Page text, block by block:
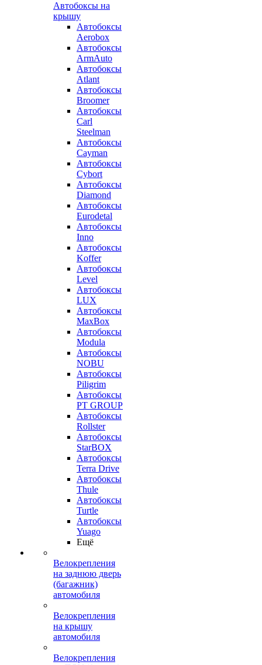
Автобоксы на
крышу
Автобоксы
Aerobox
Автобоксы
ArmAuto
Автобоксы
Atlant
Автобоксы
Broomer
Автобоксы
Carl
Steelman
Автобоксы
Cayman
Автобоксы
Cybort
Автобоксы
Diamond
Автобоксы
Eurodetal
Автобоксы
Inno
Автобоксы
Koffer
Автобоксы
Level
Автобоксы
LUX
Автобоксы
MaxBox
Автобоксы
Modula
Автобоксы
NOBU
Автобоксы
Piligrim
Автобоксы
PT GROUP
Автобоксы
Rollster
Автобоксы
StarBOX
Автобоксы
Terra Drive
Автобоксы
Thule
Автобоксы
Turtle
Автобоксы
Yuago
Ещё
Велокрепления
на заднюю дверь
(багажник)
автомобиля
Велокрепления
на крышу
автомобиля
Велокрепления